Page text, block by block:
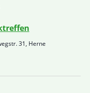
31, Herne